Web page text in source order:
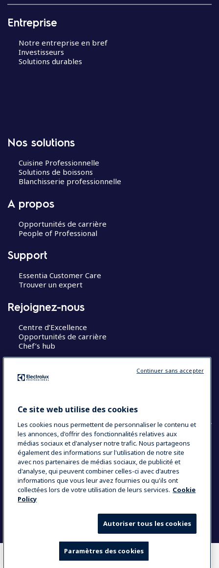
COMPARER OÙ ACHETER
Entreprise
Notre entreprise en bref
Investisseurs
Solutions durables
Nos solutions
Cuisine Professionnelle
Solutions de boissons
Blanchisserie professionnelle
A propos
Opportunités de carrière
People of Professional
Support
Essentia Customer Care
Trouver un expert
Rejoignez-nous
Centre d’Excellence
Opportunités de carrière
Chef’s hub
COUNTRY AND LANGUAGE
VOTRE SÉLECTION : FRANCE
Data Privacy Statement
CGV Plan du site
Ce site web utilise des cookies
Les cookies nous permettent de personnaliser le contenu et
les annonces, d'offrir des fonctionnalités relatives aux
médias sociaux et d'analyser notre trafic. Nous partageons
également des informations sur l'utilisation de notre site
avec nos partenaires de médias sociaux, de publicité et
d'analyse, qui peuvent combiner celles-ci avec d'autres
informations que vous leur avez fournies ou qu'ils ont
collectées lors de votre utilisation de leurs services. Cookie
Policy
Autoriser tous les cookies
Paramètres des cookies
Continuer sans accepter